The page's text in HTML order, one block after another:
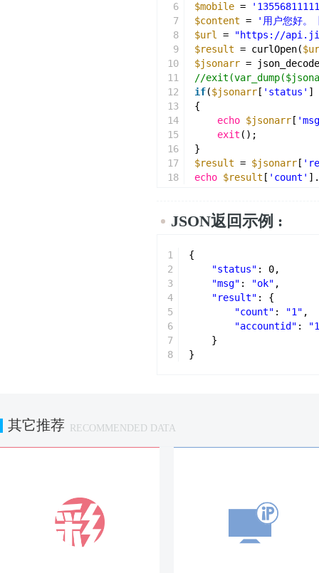
6
7
8
9
10
11
12
13
14
15
16
17
18
$mobile =
$content =
'用户您好。
$url
=
"https://
$result = curlOpen(
$jsonarr =
//
if($jsonarr [ 'status' ]
{
echo $jsonarr [
exit ();
}
$result = $jsonarr [
echo $result [ 'count' ].
JSON返回示例 :
1
2
3
4
5
6
7
8
{
"status" : 0,
"msg" : "ok" ,
"result" : {
"count" : "1" ,
"accountid" :
}
}
其它推荐 RECOMMENDED DATA